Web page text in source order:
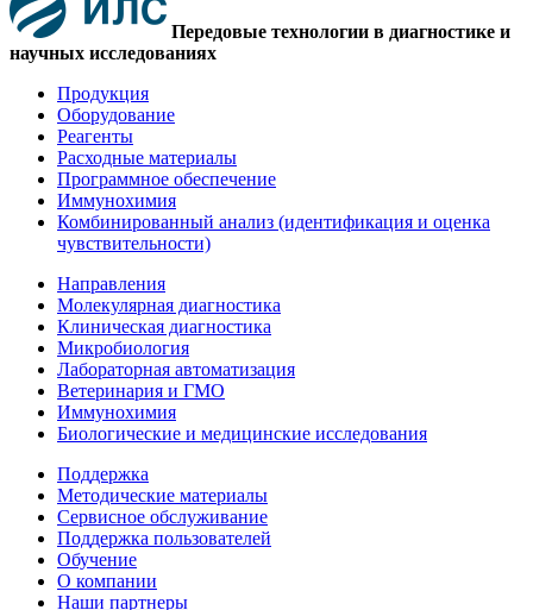
Передовые технологии в диагностике и
научных исследованиях
Продукция
Оборудование
Реагенты
Расходные материалы
Программное обеспечение
Иммунохимия
Комбинированный анализ (идентификация и оценка
чувствительности)
Направления
Молекулярная диагностика
Клиническая диагностика
Микробиология
Лабораторная автоматизация
Ветеринария и ГМО
Иммунохимия
Биологические и медицинские исследования
Поддержка
Методические материалы
Сервисное обслуживание
Поддержка пользователей
Обучение
О компании
Наши партнеры